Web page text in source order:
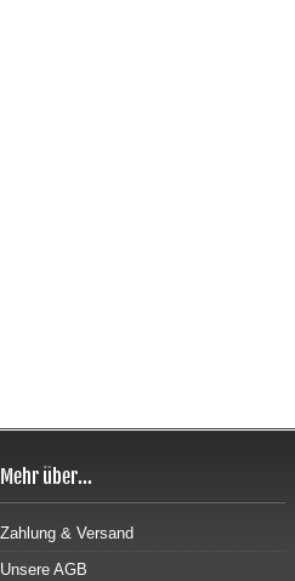
Mehr über...
Zahlung & Versand
Unsere AGB